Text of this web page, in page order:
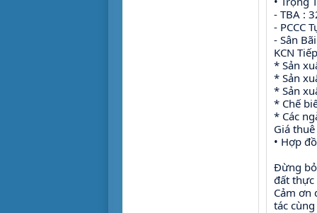
- TBA :
- PCCC
- Sân
KCN
* Sản
* Sản
* Sản
* Chế
* Các
Giá
• Hợp
Đừng
đất thực
Cảm ơn
tác